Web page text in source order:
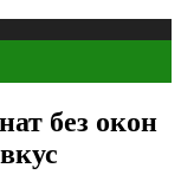
без окон